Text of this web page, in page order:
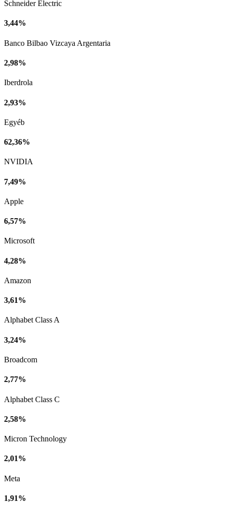
Schneider Electric
3,44%
Banco Bilbao Vizcaya Argentaria
2,98%
Iberdrola
2,93%
Egyéb
62,36%
NVIDIA
7,49%
Apple
6,57%
Microsoft
4,28%
Amazon
3,61%
Alphabet Class A
3,24%
Broadcom
2,77%
Alphabet Class C
2,58%
Micron Technology
2,01%
Meta
1,91%